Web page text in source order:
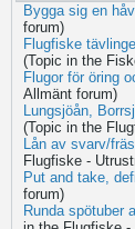
Bygga sig en håv
forum)
Flugfiske
(Topic in the
Flugor för öring
Allmäntforum)
Lungsjöån,
(Topic in the
Lån av svarv/
Flugfiske -
Put and take,
forum)
Runda spötuber